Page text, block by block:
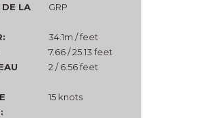
DE LA
GRP
34.1m / feet
7.66 / 25.13 feet
2 / 6.56 feet
15 knots